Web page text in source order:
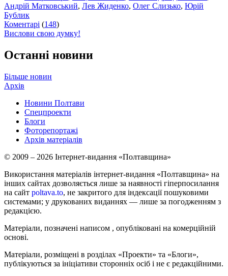
Андрій Матковський, Лев Жиденко, Олег Слизько, Юрій
Бублик
Коментарі (148)
Вислови свою думку!
Останні новини
Більше новин
Архів
Новини Полтави
Спецпроекти
Блоги
Фоторепортажі
Архів матеріалів
© 2009 – 2026 Інтернет-видання «Полтавщина»
Використання матеріалів інтернет-видання «Полтавщина» на
інших сайтах дозволяється лише за наявності гіперпосилання
на сайт poltava.to, не закритого для індексації пошуковими
системами; у друкованих виданнях — лише за погодженням з
редакцією.
Матеріали, позначені написом , опубліковані на комерційній
основі.
Матеріали, розміщені в розділах «Проекти» та «Блоги»,
публікуються за ініціативи сторонніх осіб і не є редакційними.